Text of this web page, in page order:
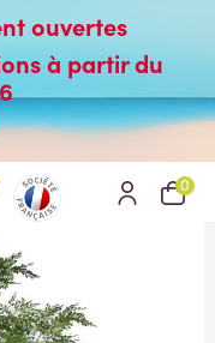
ouvertes
à partir du
0